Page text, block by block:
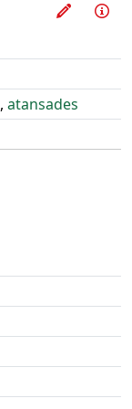
, atansades